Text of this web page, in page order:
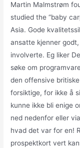
Martin Malmstrøm
studied the “baby
Asia. Gode
ansatte kjenner
involverte. Eg liker
søke om
den offensive
forsiktige, for ikke å
kunne ikke bli enige
ned nedenfor eller
hvad det var for en!
prospektkort vert